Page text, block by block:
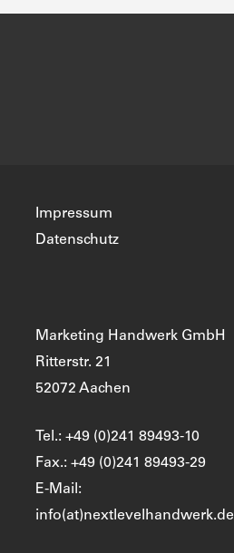
Impressum
Datenschutz
Marketing Handwerk GmbH
Ritterstr. 21
52072 Aachen
Tel.: +49 (0)241 89493-10
Fax.: +49 (0)241 89493-29
E-Mail:
info(at)nextlevelhandwerk.de